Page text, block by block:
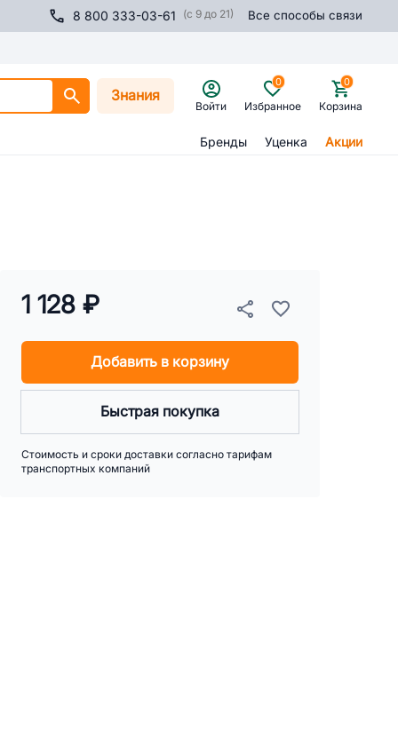
8 800 333-03-61 (с 9 до 21) Все способы связи
Знания
Войти Избранное
0
Корзина
0
Бренды Уценка Акции
1 128 ₽
Добавить в корзину
Быстрая покупка
Стоимость и сроки доставки согласно тарифам
транспортных компаний